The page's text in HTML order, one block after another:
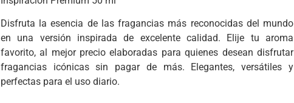
Disfruta la esencia de las fragancias más reconocidas del mundo
en una versión inspirada de excelente calidad. Elije tu aroma
favorito, al mejor precio elaboradas para quienes desean disfrutar
fragancias icónicas sin pagar de más. Elegantes, versátiles y
perfectas para el uso diario.